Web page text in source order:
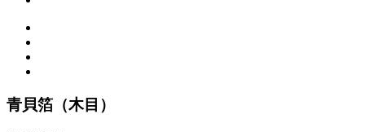
青貝箔（木目）